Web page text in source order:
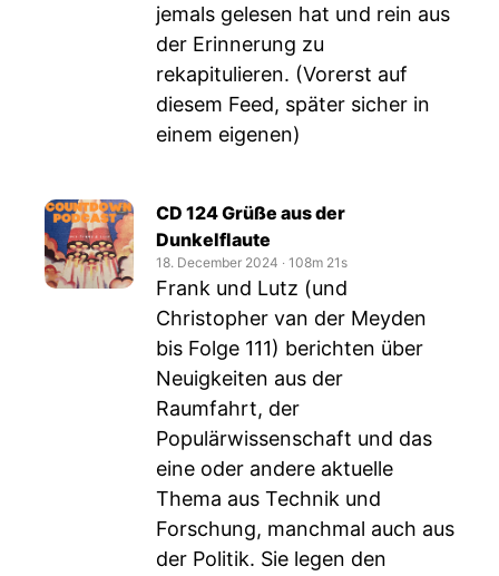
jemals gelesen hat und rein aus
der Erinnerung zu
rekapitulieren. (Vorerst auf
diesem Feed, später sicher in
einem eigenen)
CD 124 Grüße aus der
Dunkelflaute
18. December 2024 ‧ 108m 21s
Frank und Lutz (und
Christopher van der Meyden
bis Folge 111) berichten über
Neuigkeiten aus der
Raumfahrt, der
Populärwissenschaft und das
eine oder andere aktuelle
Thema aus Technik und
Forschung, manchmal auch aus
der Politik. Sie legen den